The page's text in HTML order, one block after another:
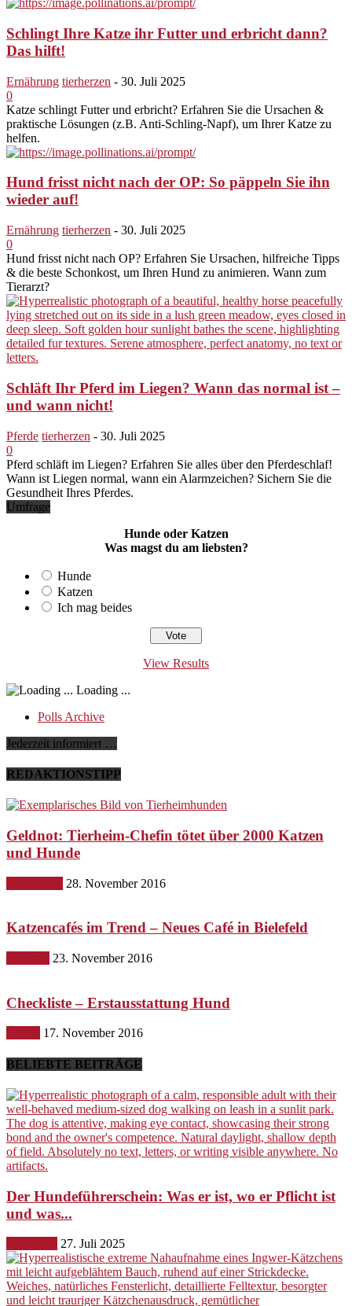
Schlingt Ihre Katze ihr Futter und erbricht dann?
Das hilft!
Ernährung tierherzen - 30. Juli 2025
0
Katze schlingt Futter und erbricht? Erfahren Sie die Ursachen &
praktische Lösungen (z.B. Anti-Schling-Napf), um Ihrer Katze zu
helfen.
Hund frisst nicht nach der OP: So päppeln Sie ihn
wieder auf!
Ernährung tierherzen - 30. Juli 2025
0
Hund frisst nicht nach OP? Erfahren Sie Ursachen, hilfreiche Tipps
& die beste Schonkost, um Ihren Hund zu animieren. Wann zum
Tierarzt?
Schläft Ihr Pferd im Liegen? Wann das normal ist –
und wann nicht!
Pferde tierherzen - 30. Juli 2025
0
Pferd schläft im Liegen? Erfahren Sie alles über den Pferdeschlaf!
Wann ist Liegen normal, wann ein Alarmzeichen? Sichern Sie die
Gesundheit Ihres Pferdes.
Umfrage
Hunde oder Katzen
Was magst du am liebsten?
Hunde
Katzen
Ich mag beides
View Results
Loading ...
Polls Archive
Jederzeit informiert …
REDAKTIONSTIPP
Geldnot: Tierheim-Chefin tötet über 2000 Katzen
und Hunde
28. November 2016
Katzencafés im Trend – Neues Café in Bielefeld
23. November 2016
Checkliste – Erstausstattung Hund
17. November 2016
BELIEBTE BEITRÄGE
Der Hundeführerschein: Was er ist, wo er Pflicht ist
und was...
27. Juli 2025